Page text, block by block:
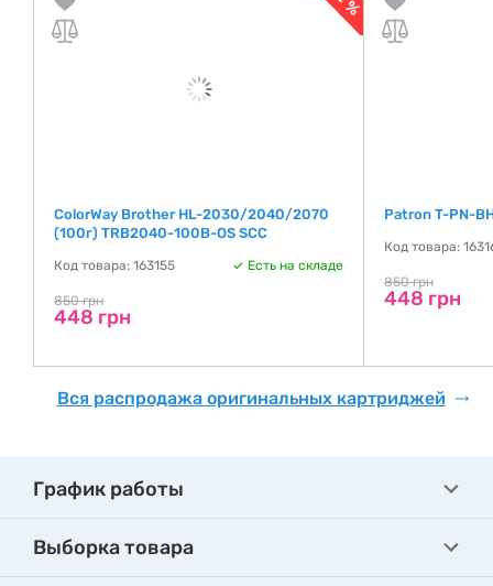
ColorWay Brother HL-2030/2040/2070
(100г) TRB2040-100B-OS SCC
Код товара: 163155 Есть на складе
850 грн
448 грн
Patron T-PN-
Код товара:
850 грн
448 грн
Вся распродажа оригинальных картриджей
График работы
Выборка товара